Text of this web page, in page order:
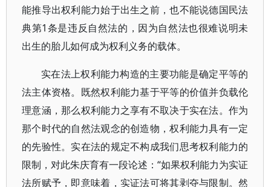
能推导出权利能力始于出生之前，也不能说德国民法
典第1条是违反自然法的，因为自然法也很难说明未
出生的胎儿如何成为权利义务的载体。
实在法上权利能力构造的主要功能是确定平等的
法主体资格。既然权利能力基于平等的价值并负载伦
理意涵，那么权利能力之享有不取决于实在法。作为
那个时代的自然法观念的创造物，权利能力具有一定
的先验性。实在法的规定不构成我们思考权利能力的
限制，对此朱庆育有一段论述：“如果权利能力为实证
法所赋予，即意味着，实证法可将其剥夺与限制。然